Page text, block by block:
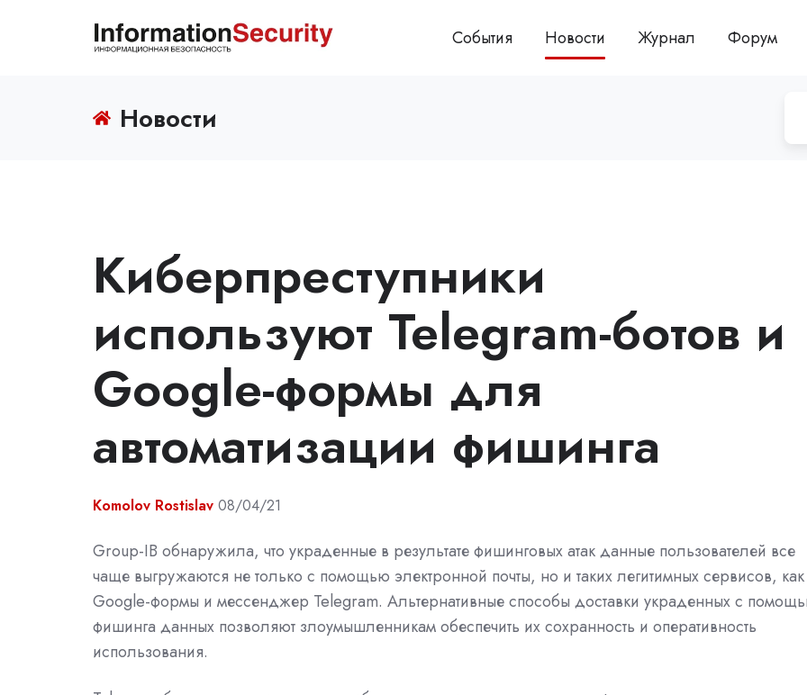
События Новости Журнал Форум
Новости
Киберпреступники
используют Telegram-ботов и
Google-формы для
автоматизации фишинга
Komolov Rostislav 08/04/21
Group-IB обнаружила, что украденные в результате фишинговых атак данные пользователей все
чаще выгружаются не только с помощью электронной почты, но и таких легитимных сервисов, как
Google-формы и мессенджер Telegram. Альтернативные способы доставки украденных с
фишинга данных позволяют злоумышленникам обеспечить их сохранность и оперативность
использования.